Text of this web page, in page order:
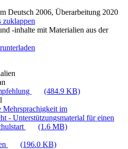
Deutsch 2006, Überarbeitung 2020
zuklappen
-inhalte mit Materialien aus der
(484.9 KB)
Mehrsprachigkeit im
- Unterstützungsmaterial für einen
(1.6 MB)
(196.0 KB)